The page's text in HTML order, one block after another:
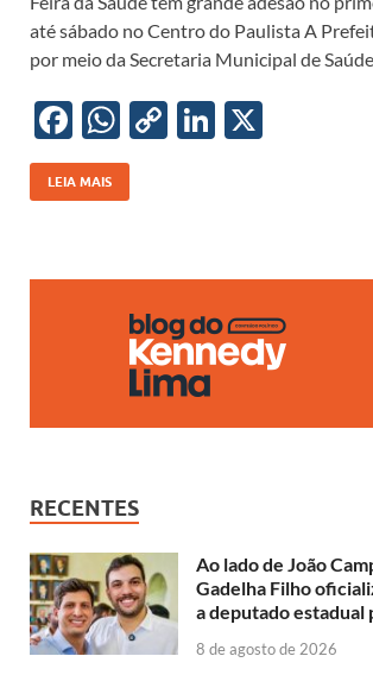
e
b
o
o
k
at
s
A
p
p
p
y
Li
n
k
e
dI
n
até sábado no Centro do Paulista A
por meio da Secretaria Municipal de
F
ac
e
o
W
h
at
A
p
p
C
Li
n
k
Li
dI
n
LEIA MAIS
RECENTES
Ao lado de João
Gadelha Filho
a deputado estadual
8 de agosto de 2026